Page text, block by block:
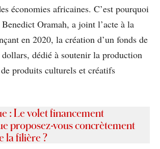
économies africaines. C’est pourquoi
Oramah, a joint l’acte à la
en 2020, la création d’un fonds de
dédié à soutenir la production
produits culturels et créatifs
: Le volet financement
proposez-vous concrètement
la filière ?